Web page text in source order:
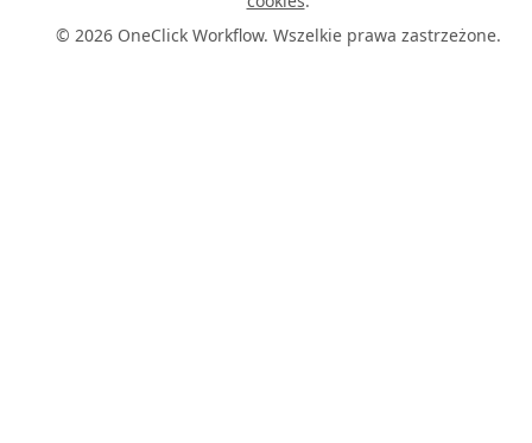
© 2026 OneClick Workflow. Wszelkie prawa zastrzeżone.